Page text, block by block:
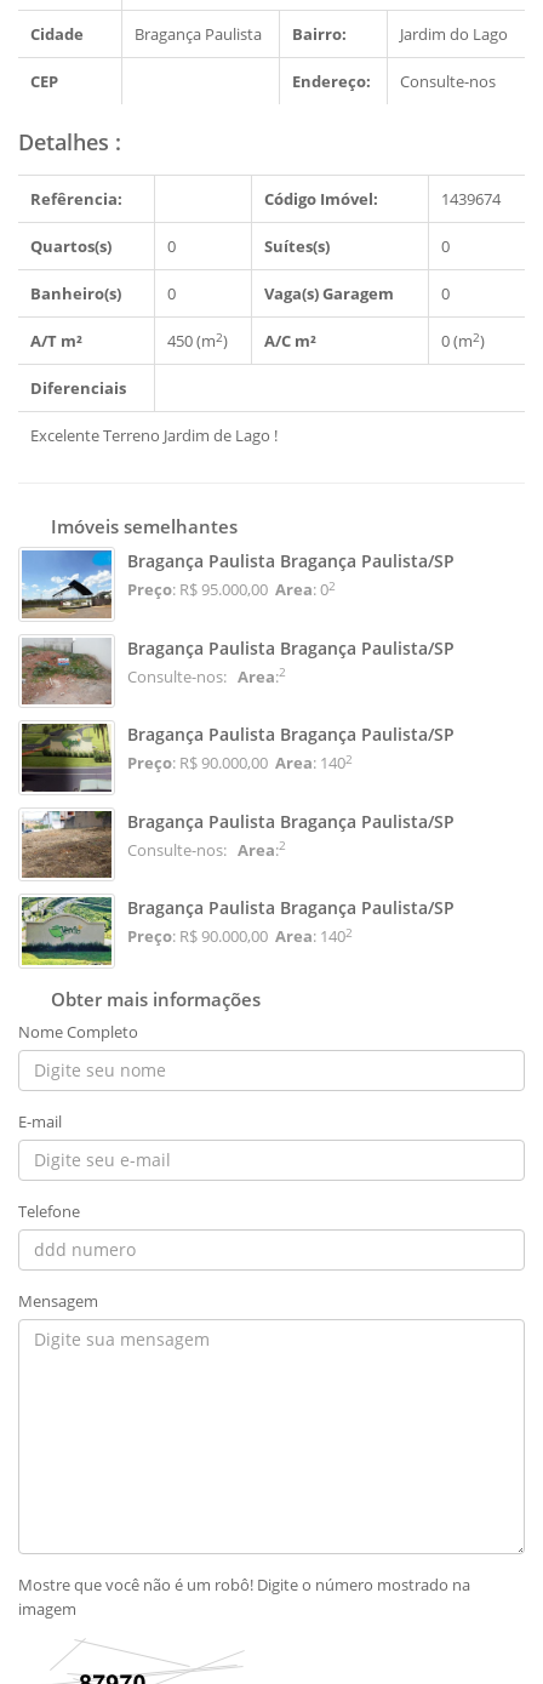
Cidade Bragança Paulista Bairro: Jardim do Lago
CEP Endereço: Consulte-nos
Detalhes :
Refêrencia: Código Imóvel: 1439674
Quartos(s) 0 Suítes(s) 0
Banheiro(s) 0 Vaga(s) Garagem 0
A/T m² 450 (m2) A/C m² 0 (m2)
Diferenciais
Excelente Terreno Jardim de Lago !
Imóveis semelhantes
Bragança Paulista Bragança Paulista/SP
Preço: R$ 95.000,00 Area: 02
Bragança Paulista Bragança Paulista/SP
Consulte-nos: Area:2
Bragança Paulista Bragança Paulista/SP
Preço: R$ 90.000,00 Area: 1402
Bragança Paulista Bragança Paulista/SP
Consulte-nos: Area:2
Bragança Paulista Bragança Paulista/SP
Preço: R$ 90.000,00 Area: 1402
Obter mais informações
Nome Completo
E-mail
Telefone
Mensagem
Mostre que você não é um robô! Digite o número mostrado na
imagem